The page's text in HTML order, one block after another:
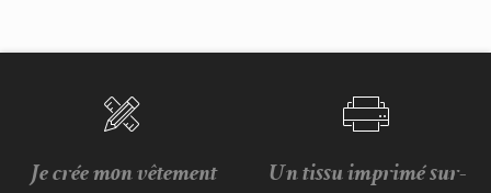
Je crée mon vêtement
Un tissu imprimé sur-